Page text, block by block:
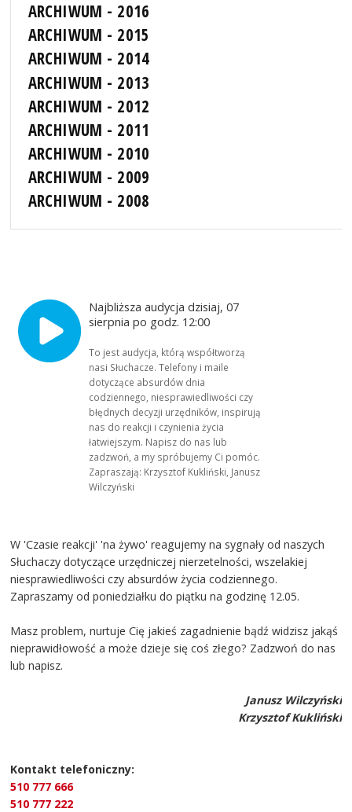
ARCHIWUM - 2016
ARCHIWUM - 2015
ARCHIWUM - 2014
ARCHIWUM - 2013
ARCHIWUM - 2012
ARCHIWUM - 2011
ARCHIWUM - 2010
ARCHIWUM - 2009
ARCHIWUM - 2008
Najbliższa audycja dzisiaj, 07
sierpnia po godz. 12:00
To jest audycja, którą współtworzą
nasi Słuchacze. Telefony i maile
dotyczące absurdów dnia
codziennego, niesprawiedliwości czy
błędnych decyzji urzędników, inspirują
nas do reakcji i czynienia życia
łatwiejszym. Napisz do nas lub
zadzwoń, a my spróbujemy Ci pomóc.
Zapraszają: Krzysztof Kukliński, Janusz
Wilczyński
W 'Czasie reakcji' 'na żywo' reagujemy na sygnały od naszych
Słuchaczy dotyczące urzędniczej nierzetelności, wszelakiej
niesprawiedliwości czy absurdów życia codziennego.
Zapraszamy od poniedziałku do piątku na godzinę 12.05.
Masz problem, nurtuje Cię jakieś zagadnienie bądź widzisz jakąś
nieprawidłowość a może dzieje się coś złego? Zadzwoń do nas
lub napisz.
Janusz Wilczyński
Krzysztof Kukliński
Kontakt telefoniczny:
510 777 666
510 777 222